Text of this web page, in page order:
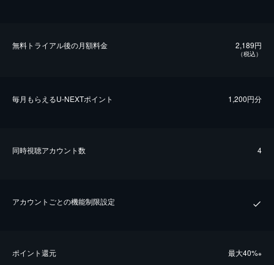
無料トライアル後の⽉額料金 2,189円
（税込）
毎⽉もらえるU-NEXTポイント 1,200円分
同時視聴アカウント数 4
アカウントごとの機能制限設定
ポイント還元 最⼤40%※